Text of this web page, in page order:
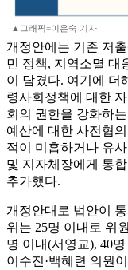
▲그래픽=이은숙 기자
개정안에는 기존 저
민 정책, 지역소멸 대
이 담겼다. 여기에 더
령사회정책에 대한
회의 권한을 강화하
예산에 대한 사전협
적이 미흡하거나 유
및 지자체장에게 통
추가했다.
개정안대로 법안이
위는 25명 이내로 위
명 이내(서영교), 40
이수진·백혜련 의원